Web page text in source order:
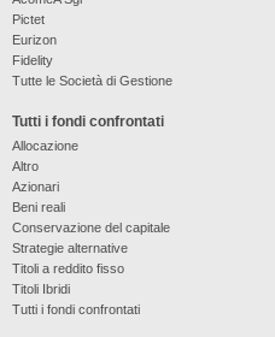
Pictet
Eurizon
Fidelity
Tutte le Società di Gestione
Tutti i fondi confrontati
Allocazione
Altro
Azionari
Beni reali
Conservazione del capitale
Strategie alternative
Titoli a reddito fisso
Titoli Ibridi
Tutti i fondi confrontati